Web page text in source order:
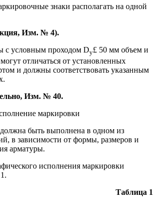
знаки располагать на одной
Изм. № 4).
с условным проходом Dу£ 50 мм объем и
отличаться от установленных
и должны соответствовать указанным
Изм. № 40.
маркировки
быть выполнена в одном из
в зависимости от формы, размеров и
арматуры.
исполнения маркировки
Таблица 1